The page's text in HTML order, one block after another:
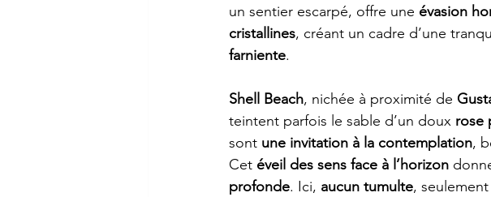
un sentier escarpé, offre une évasion
cristallines, créant un cadre d’une
farniente.
Shell Beach, nichée à proximité de
teintent parfois le sable d’un doux rose
sont une invitation à la contemplation,
Cet éveil des sens face à l’horizon
profonde. Ici, aucun tumulte,